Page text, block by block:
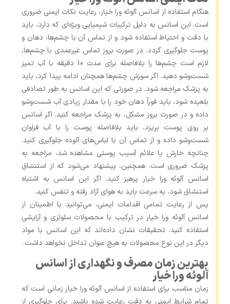
هنگام استفاده از اسانس آلوئه ورا خیار، رعایت نکات ایمنی ضروری
است. این اسانس به دلیل ترکیبات شیمیایی ویژه‌ای که دارد، باید
با دقت و احتیاط استفاده شود و از تماس آن با چشم‌ها، دهان و
پوست جلوگیری گردد. در صورت بروز تماس غیرعمدی با چشم‌ها،
لازم است چشم‌ها را بلافاصله برای مدت 10 دقیقه با آب تمیز
شست‌وشو دهید. اگر سوزش چشم‌ها همچنان ادامه پیدا کرد، باید
به پزشک مراجعه شود. در صورتی که این اسانس به طور تصادفی
بلعیده شود، باید فوراً دهان خود را با مقدار زیادی آب شست‌وشو
داده و در صورت بروز مشکل، به پزشک مراجعه کنید. اگر اسانس
بر روی پوست بریزد، باید بلافاصله پوست را با آب فراوان
شست‌وشو داده و از تماس آن با لباس‌های آلوده جلوگیری کنید.
چنانچه خارش یا علائم آسیب پوستی مشاهده شد، مراجعه به
پزشک ضروری است. همچنین، پیشنهاد می‌شود که از استنشاق
اسانس آلوئه ورا خیار پرهیز کنید. اگر این اسانس به اشتباه
استنشاق شود، به سرعت باید به هوای آزاد رفته و تنفس کنید.
پس از رعایت تمامی اقدامات ایمنی، می‌توانید با اطمینان از
اسانس آلوئه ورا خیار در ترکیب با محصولات سلولزی و آرایشی
استفاده کنید. تحقیقات نشان داده‌اند که این اسانس با مواد
دیگر در این نوع محصولات به هیچ عنوان تداخل نخواهد داشت.
بهترین زمان مصرف و نگهداری از اسانس
آلوئه ورا خیار
زمان مناسب برای استفاده از اسانس آلوئه ورا خیار زمانی است که
تمام شرایط ایمنی به دقت رعایت شده باشند. برای جلوگیری از